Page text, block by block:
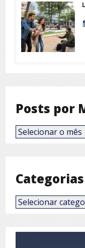
Posts por
Posts
por
Categorias
de